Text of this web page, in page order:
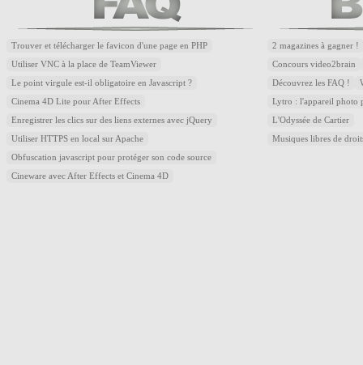
Trouver et télécharger le favicon d'une page en PHP
Utiliser VNC à la place de TeamViewer
Le point virgule est-il obligatoire en Javascript ?
Cinema 4D Lite pour After Effects
Enregistrer les clics sur des liens externes avec jQuery
Utiliser HTTPS en local sur Apache
Obfuscation javascript pour protéger son code source
Cineware avec After Effects et Cinema 4D
2 magazines à gagner !
Concours video2brain
Découvrez les FAQ !
Lytro : l'appareil photo
L'Odyssée de Cartier
Musiques libres de